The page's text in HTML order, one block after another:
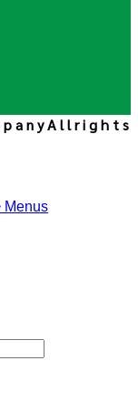
a n y A l l r i g h t s
Menus